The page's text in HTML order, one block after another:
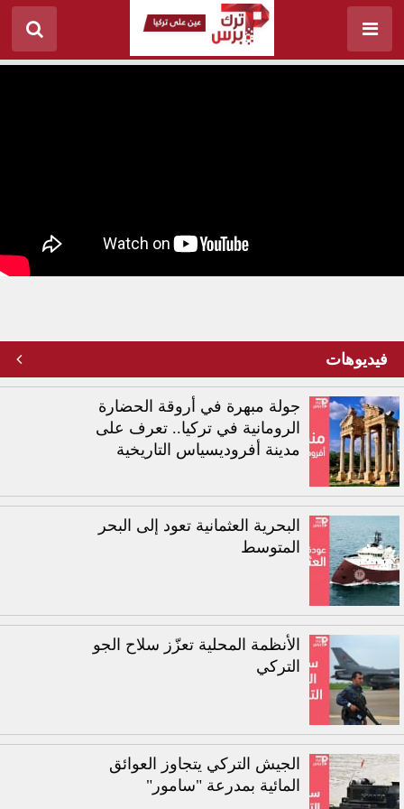
تخريج دفعة من حفظة القرآن الكريم في تركيا
فيديوهات
جولة مبهرة في أروقة الحضارة
الرومانية في تركيا.. تعرف على
مدينة أفروديسياس التاريخية
البحرية العثمانية تعود إلى البحر
المتوسط
الأنظمة المحلية تعزّز سلاح الجو
التركي
الجيش التركي يتجاوز العوائق
المائية بمدرعة "سامور"